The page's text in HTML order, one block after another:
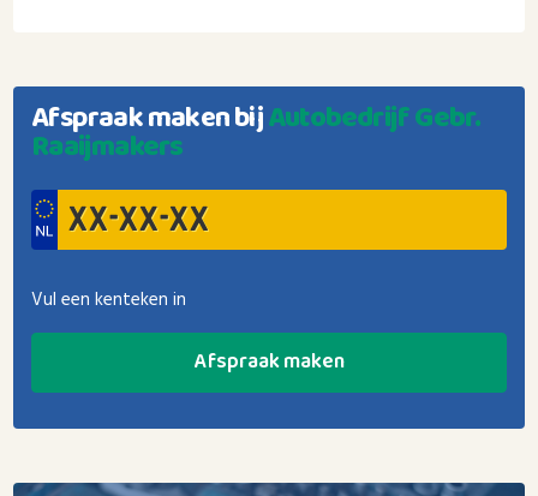
Afspraak maken bijAutobedrijf Gebr.
Raaijmakers
Vul een kenteken in
Afspraak maken